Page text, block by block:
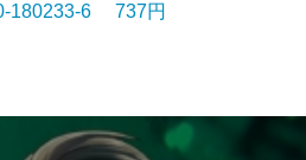
180233-6 737円